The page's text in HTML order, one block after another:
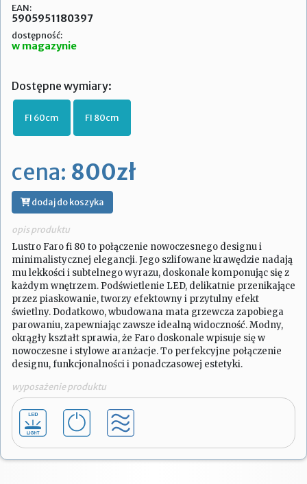
EAN:
5905951180397
dostępność:
w magazynie
Dostępne wymiary:
FI 60cm FI 80cm
cena: 800zł
dodaj do koszyka
opis produktu
Lustro Faro fi 80 to połączenie nowoczesnego designu i
minimalistycznej elegancji. Jego szlifowane krawędzie nadają
mu lekkości i subtelnego wyrazu, doskonale komponując się z
każdym wnętrzem. Podświetlenie LED, delikatnie przenikające
przez piaskowanie, tworzy efektowny i przytulny efekt
świetlny. Dodatkowo, wbudowana mata grzewcza zapobiega
parowaniu, zapewniając zawsze idealną widoczność. Modny,
okrągły kształt sprawia, że Faro doskonale wpisuje się w
nowoczesne i stylowe aranżacje. To perfekcyjne połączenie
designu, funkcjonalności i ponadczasowej estetyki.
wyposażenie produktu